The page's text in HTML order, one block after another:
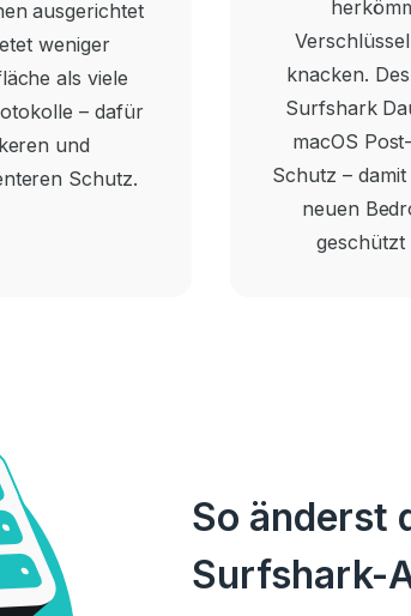
ausgerichtet
weniger
als viele
– dafür
und
Schutz.
knacken.
Surfshark
macOS
Schutz –
neuen
geschützt
So änderst
Surfshark-